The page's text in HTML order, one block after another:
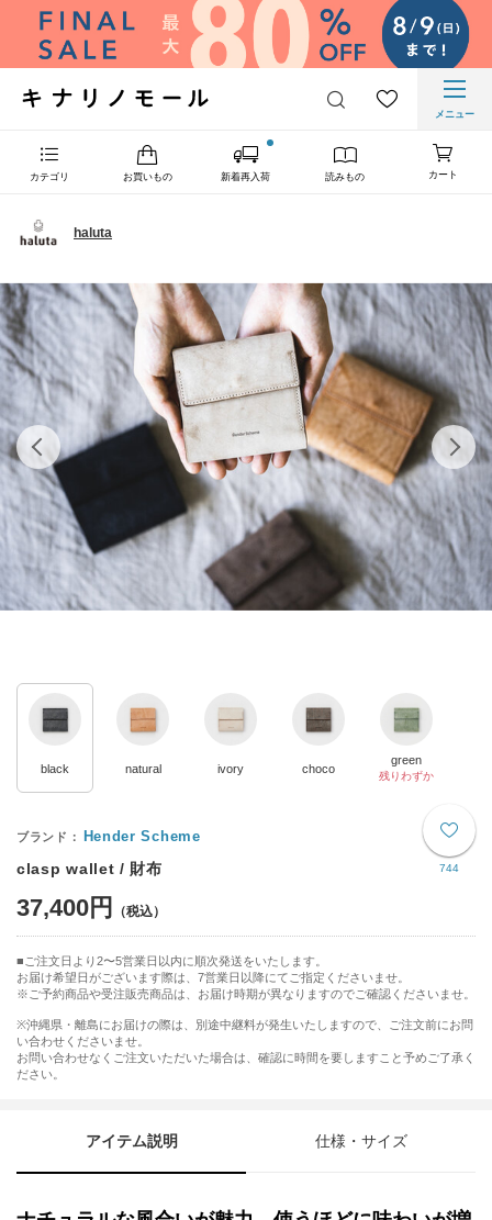
メニュー
カテゴリ お買いもの 新着再入荷 読みもの カート
haluta
black natural ivory choco
green
残りわずか
744
Hender Scheme
clasp wallet / 財布
37,400円
ご注文日より2〜5営業日以内に順次発送をいたします。
お届け希望日がございます際は、7営業日以降にてご指定くださいませ。
※ご予約商品や受注販売商品は、お届け時期が異なりますのでご確認くださいませ。
※沖縄県・離島にお届けの際は、別途中継料が発生いたしますので、ご注文前にお問
い合わせくださいませ。
お問い合わせなくご注文いただいた場合は、確認に時間を要しますこと予めご了承く
ださい。
アイテム説明 仕様・サイズ